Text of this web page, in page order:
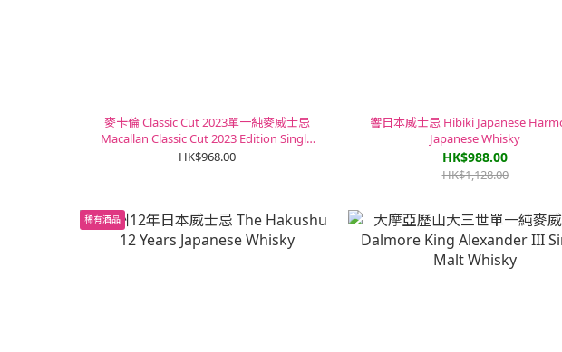
麥卡倫 Classic Cut 2023單一純麥威士忌
Macallan Classic Cut 2023 Edition Single
Malt Whisky
HK$968.00
響日本威士忌 Hibiki Japanese
Japanese Whisky
HK$988.00
HK$1,128.00
稀有酒品